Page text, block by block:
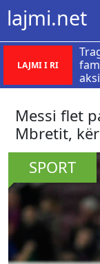
lajmi.net
LAJMI I RI
Messi flet
Mbretit,
SPORT